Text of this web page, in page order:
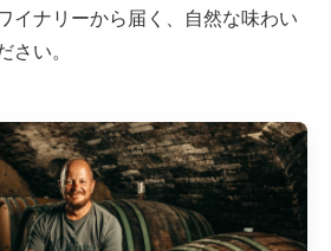
イナリーから届く、自然な味わい
い。